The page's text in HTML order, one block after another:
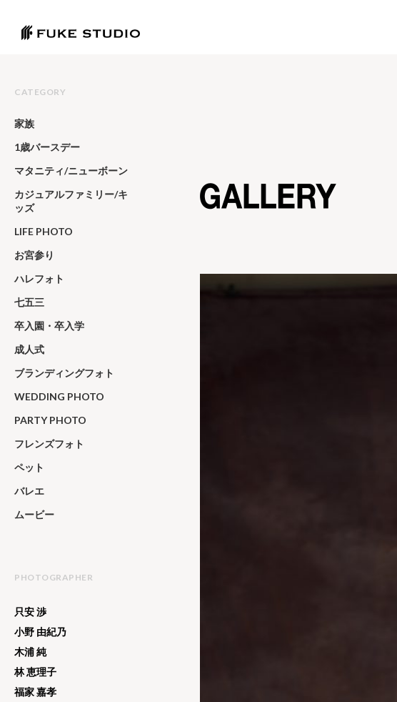
CATEGORY
家族
1歳バースデー
マタニティ/ニューボーン
カジュアルファミリー/キ
ッズ
LIFE PHOTO
お宮参り
ハレフォト
七五三
卒入園・卒入学
成人式
ブランディングフォト
WEDDING PHOTO
PARTY PHOTO
フレンズフォト
ペット
バレエ
ムービー
PHOTOGRAPHER
只安 渉
小野 由紀乃
木浦 純
林 恵理子
福家 嘉孝